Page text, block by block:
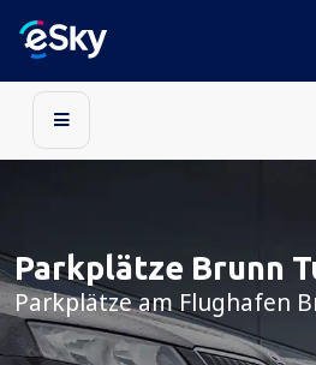
Parkplätze Brunn
Parkplätze am Flughafen